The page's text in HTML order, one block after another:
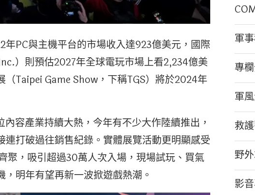
PC與主機平台的市場收入達923億美元，國際
）則預估2027年全球電玩市場上看2,234億美
Taipei Game Show，下稱TGS）將於2024年
容產業持續大熱，今年有不少大作陸續推出，
打破過往銷售紀錄。實體展覽活動更明顯感受
聚，吸引超過30萬人次入場，現場試玩、買氣
明年有望再新一波掀遊戲熱潮。
軍
專
軍
救
野
影